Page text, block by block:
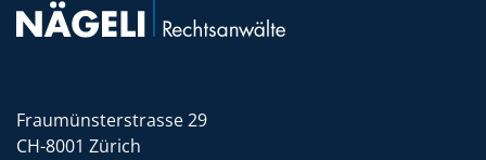
Fraumünsterstrasse 29
CH-8001 Zürich